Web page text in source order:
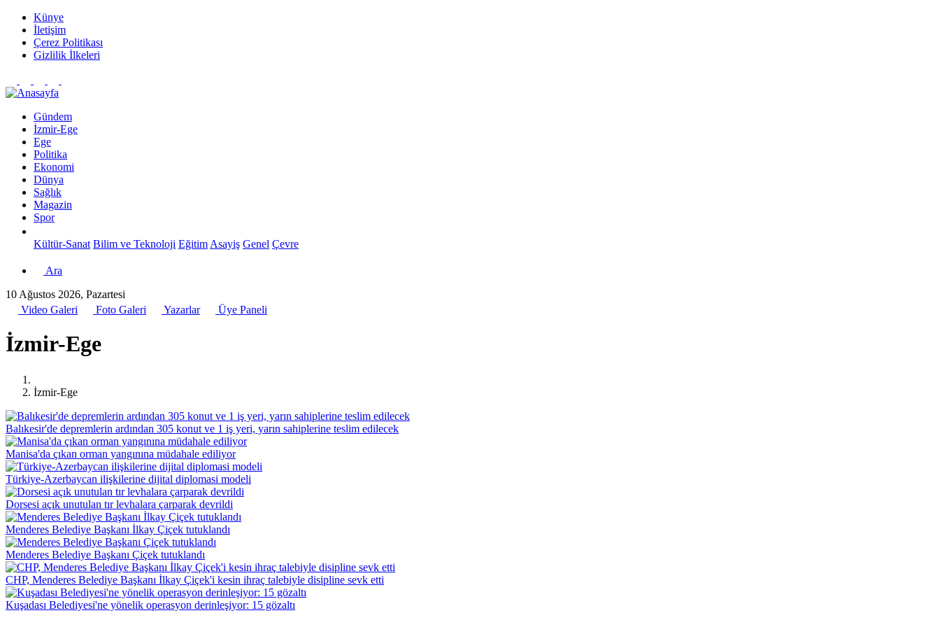
Künye
İletişim
Çerez Politikası
Gizlilik İlkeleri
Gündem
İzmir-Ege
Ege
Politika
Ekonomi
Dünya
Sağlık
Magazin
Spor
Kültür-Sanat Bilim ve Teknoloji Eğitim Asayiş Genel Çevre
Ara
10 Ağustos 2026, Pazartesi
Video Galeri
Foto Galeri Yazarlar Üye Paneli
İzmir-Ege
İzmir-Ege
Balıkesir'de depremlerin ardından 305 konut ve 1 iş yeri, yarın sahiplerine teslim edilecek
Manisa'da çıkan orman yangınına müdahale ediliyor
Türkiye-Azerbaycan ilişkilerine dijital diplomasi modeli
Dorsesi açık unutulan tır levhalara çarparak devrildi
Menderes Belediye Başkanı İlkay Çiçek tutuklandı
Menderes Belediye Başkanı Çiçek tutuklandı
CHP, Menderes Belediye Başkanı İlkay Çiçek'i kesin ihraç talebiyle disipline sevk etti
Kuşadası Belediyesi'ne yönelik operasyon derinleşiyor: 15 gözaltı